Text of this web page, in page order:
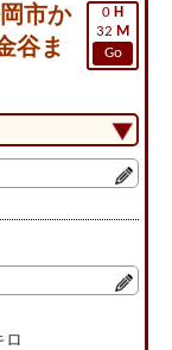
0 H
32 M
Go
市か
谷ま
ロ